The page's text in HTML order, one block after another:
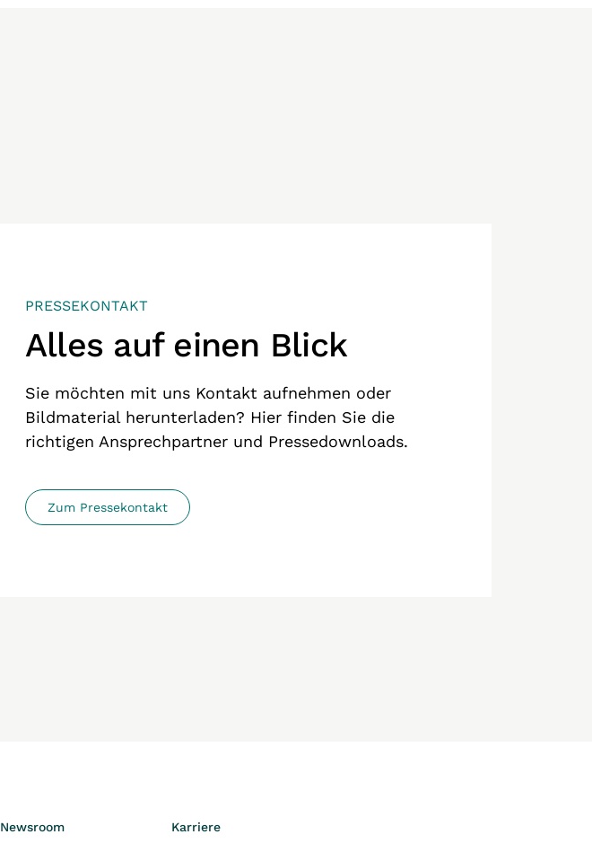
PRESSEKONTAKT
Alles auf einen Blick
Sie möchten mit uns Kontakt aufnehmen oder
Bildmaterial herunterladen? Hier finden Sie die
richtigen Ansprechpartner und Pressedownloads.
Zum Pressekontakt
Newsroom Karriere